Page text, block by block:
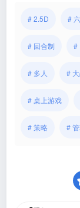
# 2.5D #
# 回合制 #
# 多人 #
# 桌上游戏
# 策略 #